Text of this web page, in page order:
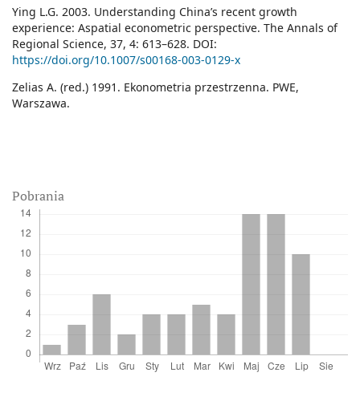
Pobrania
Ying L.G. 2003. Understanding China’s recent growth
experience: Aspatial econometric perspective. The Annals of
Regional Science, 37, 4: 613–628. DOI:
https://doi.org/10.1007/s00168-003-0129-x
Zelias A. (red.) 1991. Ekonometria przestrzenna. PWE,
Warszawa.